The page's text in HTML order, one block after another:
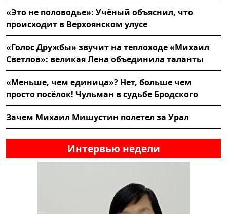
«Это не половодье»: Учёный объяснил, что
происходит в Верхоянском улусе
«Голос Дружбы» звучит на теплоходе «Михаил
Светлов»: великая Лена объединила таланты
«Меньше, чем единица»? Нет, больше чем
просто посёлок! Чульман в судьбе Бродского
Зачем Михаил Мишустин полетел за Урал
Интервью недели